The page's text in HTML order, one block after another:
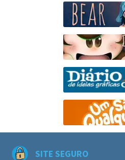
SITE SEGURO